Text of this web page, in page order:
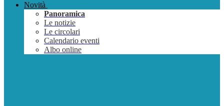
Novità
Panoramica
Le notizie
Le circolari
Calendario eventi
Albo online